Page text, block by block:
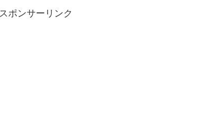
スポンサーリンク